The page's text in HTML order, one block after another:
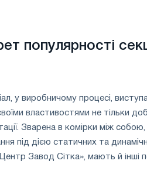
популярності
у виробничому процесі,
властивостями не тільки
Зварена в комірки між
під дією статичних та
Завод Сітка», мають й інші